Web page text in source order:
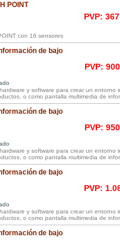
POINT
PVP:
con 16 sensores
de bajo
PVP:
y software para crear un entorno
o como pantalla multimedia de
de bajo
PVP:
y software para crear un entorno
o como pantalla multimedia de
de bajo
PVP:
y software para crear un entorno
o como pantalla multimedia de
de bajo